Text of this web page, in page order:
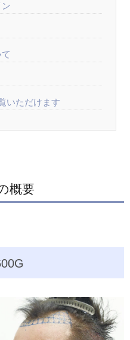
いただけます
概要